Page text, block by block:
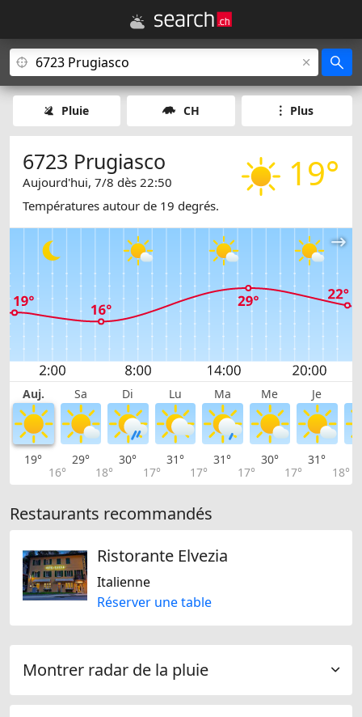
Pluie CH Plus
19°
6723 Prugiasco
Aujourd'hui, 7/8 dès 22:50
Températures autour de 19 degrés.
Auj. Sa Di Lu Ma Me Je
19°
16°
29°
18°
30°
17°
31°
17°
31°
17°
30°
17°
31°
18°
Restaurants recommandés
Ristorante Elvezia
Italienne
Réserver une table
Montrer radar de la pluie